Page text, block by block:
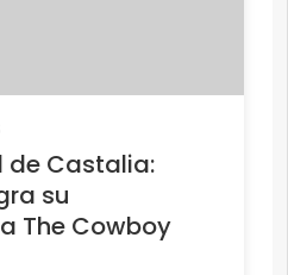
de Castalia:
su
The Cowboy